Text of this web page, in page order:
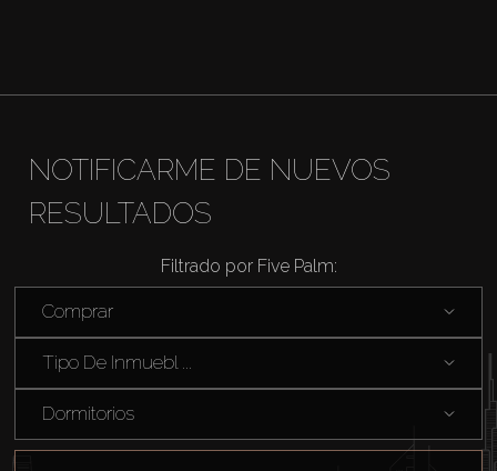
NOTIFICARME DE NUEVOS
RESULTADOS
Filtrado por Five Palm:
Comprar
Tipo De Inmuebl ...
Dormitorios